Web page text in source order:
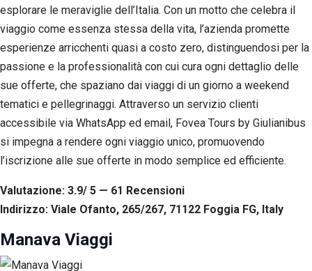
esplorare le meraviglie dell’Italia. Con un motto che celebra il
viaggio come essenza stessa della vita, l’azienda promette
esperienze arricchenti quasi a costo zero, distinguendosi per la
passione e la professionalità con cui cura ogni dettaglio delle
sue offerte, che spaziano dai viaggi di un giorno a weekend
tematici e pellegrinaggi. Attraverso un servizio clienti
accessibile via WhatsApp ed email, Fovea Tours by Giulianibus
si impegna a rendere ogni viaggio unico, promuovendo
l’iscrizione alle sue offerte in modo semplice ed efficiente.
Valutazione: 3.9/ 5 — 61 Recensioni
Indirizzo: Viale Ofanto, 265/267, 71122 Foggia FG, Italy
Manava Viaggi